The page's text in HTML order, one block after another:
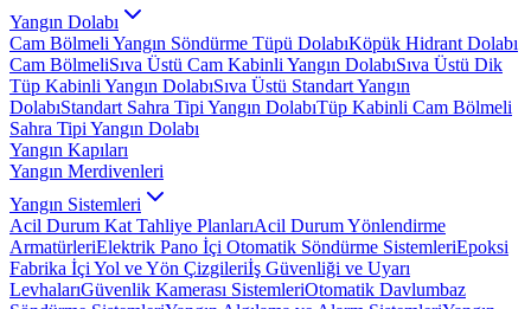
Yangın Dolabı
Cam Bölmeli Yangın Söndürme Tüpü DolabıKöpük Hidrant Dolabı
Cam BölmeliSıva Üstü Cam Kabinli Yangın DolabıSıva Üstü Dik
Tüp Kabinli Yangın DolabıSıva Üstü Standart Yangın
DolabıStandart Sahra Tipi Yangın DolabıTüp Kabinli Cam Bölmeli
Sahra Tipi Yangın Dolabı
Yangın Kapıları
Yangın Merdivenleri
Yangın Sistemleri
Acil Durum Kat Tahliye PlanlarıAcil Durum Yönlendirme
ArmatürleriElektrik Pano İçi Otomatik Söndürme SistemleriEpoksi
Fabrika İçi Yol ve Yön Çizgileriİş Güvenliği ve Uyarı
LevhalarıGüvenlik Kamerası SistemleriOtomatik Davlumbaz